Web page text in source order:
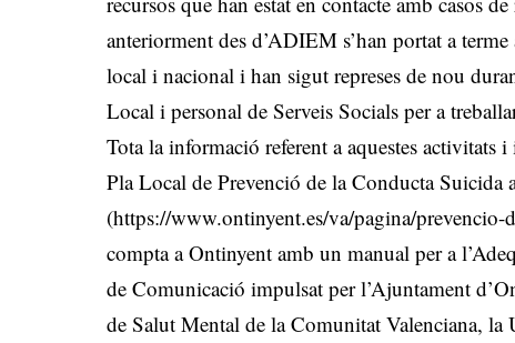
anteriorment des d’ADIEM s’han portat a
local i nacional i han sigut represes de nou
Local i personal de Serveis Socials per a
Tota la informació referent a aquestes activitats
Pla Local de Prevenció de la Conducta Suicida
(https://www.ontinyent.es/va/pagina/prevencio-
compta a Ontinyent amb un manual per a
de Comunicació impulsat per l’Ajuntament
de Salut Mental de la Comunitat Valenciana,